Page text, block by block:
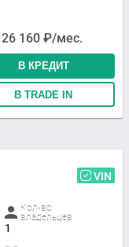
26 160 ₽/мес.
В КРЕДИТ
В TRADE IN
VIN
Кол-во
владельцев
1